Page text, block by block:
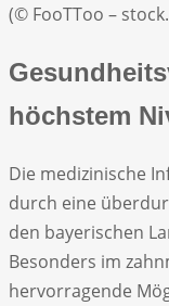
(© FooTToo –
höchstem
Die medizinische
durch eine
den bayerischen
Besonders im
hervorragende